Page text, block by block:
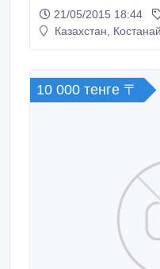
21/05/2015 18:44
Казахстан, Костанай
10 000 тенге 〒